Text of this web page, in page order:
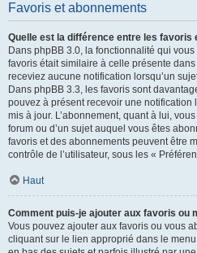
Favoris et abonnements
Quelle est la différence entre les favoris
Dans phpBB 3.0, la fonctionnalité qui
favoris était similaire à celle présente
receviez aucune notification lorsqu’un
Dans phpBB 3.3, les favoris sont
pouvez à présent recevoir une notification
mis à jour. L’abonnement, quant à lui,
forum ou d’un sujet auquel vous êtes
favoris et des abonnements peuvent être
contrôle de l’utilisateur, sous les «
Haut
Comment puis-je ajouter aux favoris ou
Vous pouvez ajouter aux favoris ou vous
cliquant sur le lien approprié dans le